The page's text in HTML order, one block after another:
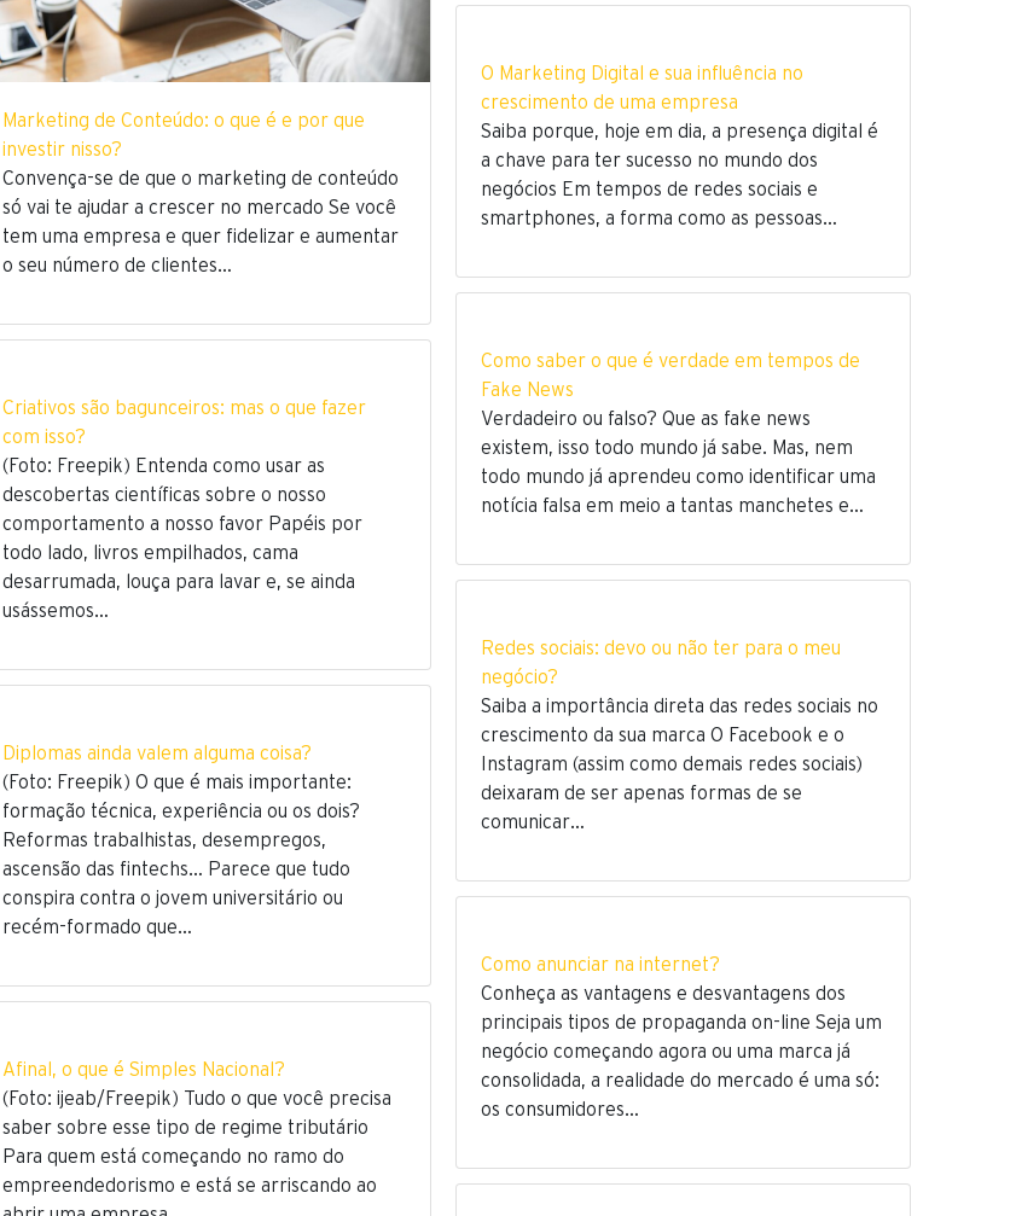
Marketing de Conteúdo: o que é e por que
investir nisso?
Convença-se de que o marketing de conteúdo
só vai te ajudar a crescer no mercado Se você
tem uma empresa e quer fidelizar e aumentar
o seu número de clientes…
Criativos são bagunceiros: mas o que fazer
com isso?
(Foto: Freepik) Entenda como usar as
descobertas científicas sobre o nosso
comportamento a nosso favor Papéis por
todo lado, livros empilhados, cama
desarrumada, louça para lavar e, se ainda
usássemos…
Diplomas ainda valem alguma coisa?
(Foto: Freepik) O que é mais importante:
formação técnica, experiência ou os dois?
Reformas trabalhistas, desempregos,
ascensão das fintechs… Parece que tudo
conspira contra o jovem universitário ou
recém-formado que…
Afinal, o que é Simples Nacional?
(Foto: ijeab/Freepik) Tudo o que você precisa
saber sobre esse tipo de regime tributário
Para quem está começando no ramo do
empreendedorismo e está se arriscando ao
O Marketing Digital e sua influência no
crescimento de uma empresa
Saiba porque, hoje em dia, a presença digital é
a chave para ter sucesso no mundo dos
negócios Em tempos de redes sociais e
smartphones, a forma como as pessoas…
Como saber o que é verdade em tempos de
Fake News
Verdadeiro ou falso? Que as fake news
existem, isso todo mundo já sabe. Mas, nem
todo mundo já aprendeu como identificar uma
notícia falsa em meio a tantas manchetes e…
Redes sociais: devo ou não ter para o meu
negócio?
Saiba a importância direta das redes sociais no
crescimento da sua marca O Facebook e o
Instagram (assim como demais redes sociais)
deixaram de ser apenas formas de se
comunicar…
Como anunciar na internet?
Conheça as vantagens e desvantagens dos
principais tipos de propaganda on-line Seja um
negócio começando agora ou uma marca já
consolidada, a realidade do mercado é uma só:
os consumidores…